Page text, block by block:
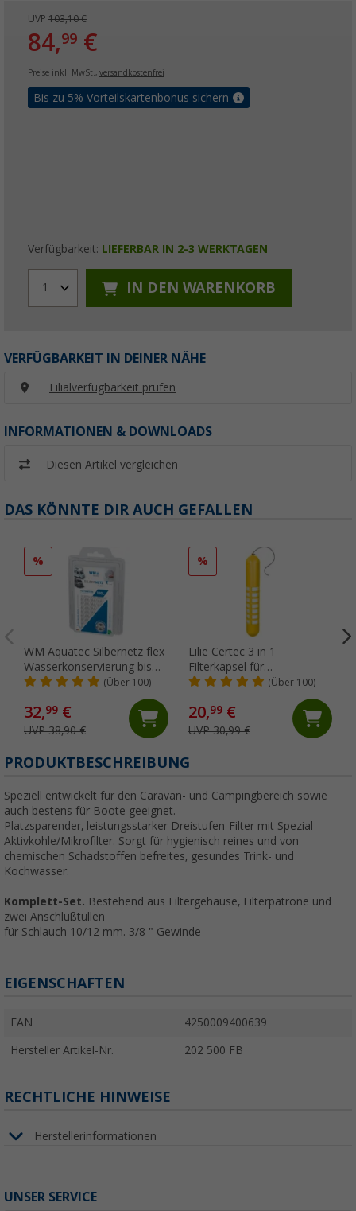
UVP 103,10 €
84,99 €
Preise inkl. MwSt., versandkostenfrei
Bis zu 5% Vorteilskartenbonus sichern
Verfügbarkeit: LIEFERBAR IN 2-3 WERKTAGEN
1 IN DEN WARENKORB
VERFÜGBARKEIT IN DEINER NÄHE
Filialverfügbarkeit prüfen
INFORMATIONEN & DOWNLOADS
Diesen Artikel vergleichen
DAS KÖNNTE DIR AUCH GEFALLEN
%
WM Aquatec Silbernetz flex
Wasserkonservierung bis
100 Liter Tankgröße(Über 100)
32,99 €
UVP 38,90 €
%
Lilie Certec 3 in 1
Filterkapsel für
Frischwasserschutz 100
(Über 100)
20,99€
UVP 30,99 €
PRODUKTBESCHREIBUNG
Speziell entwickelt für den Caravan- und Campingbereich sowie
auch bestens für Boote geeignet.
Platzsparender, leistungsstarker Dreistufen-Filter mit Spezial-
Aktivkohle/Mikrofilter. Sorgt für hygienisch reines und von
chemischen Schadstoffen befreites, gesundes Trink- und
Kochwasser.
Komplett-Set. Bestehend aus Filtergehäuse, Filterpatrone und
zwei Anschlußtüllen
für Schlauch 10/12 mm. 3/8 " Gewinde
EIGENSCHAFTEN
EAN 4250009400639
Hersteller Artikel-Nr. 202 500 FB
RECHTLICHE HINWEISE
Herstellerinformationen
UNSER SERVICE